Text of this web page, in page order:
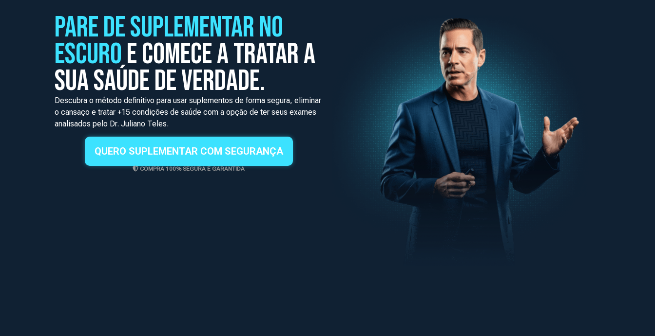
PARE DE SUPLEMENTAR NO
ESCUROE COMECE A TRATAR A
SUA SAÚDE DE VERDADE.
Descubra o método definitivo para usar suplementos de forma segura, eliminar
o cansaço e tratar +15 condições de saúde com a opção de ter seus exames
analisados pelo Dr. Juliano Teles.
QUERO SUPLEMENTAR COM SEGURANÇA
COMPRA 100% SEGURA E GARANTIDA